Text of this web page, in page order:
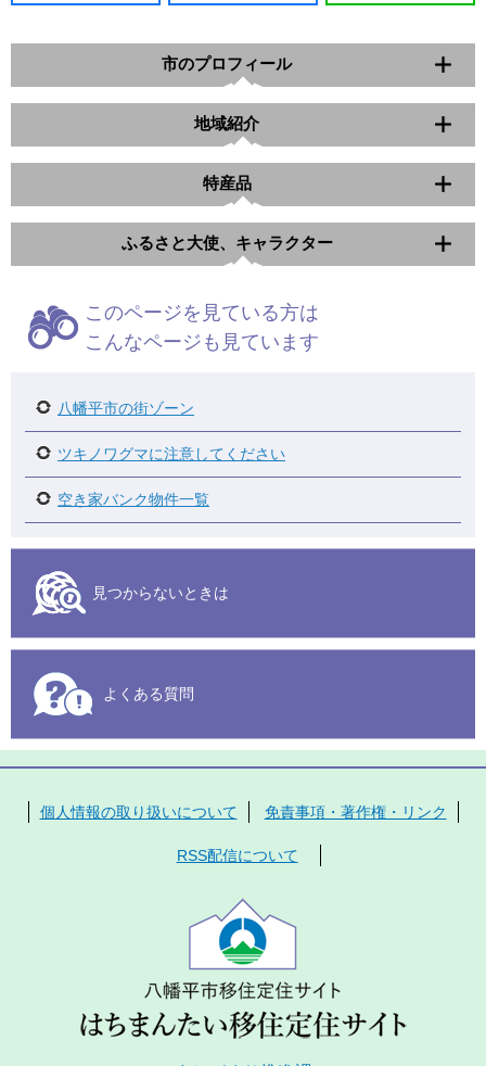
市のプロフィール
地域紹介
特産品
ふるさと大使、キャラクター
このページを見ている方は
こんなページも見ています
八幡平市の街ゾーン
ツキノワグマに注意してください
空き家バンク物件一覧
見つからないときは
よくある質問
個人情報の取り扱いについて 免責事項・著作権・リンク
RSS配信について